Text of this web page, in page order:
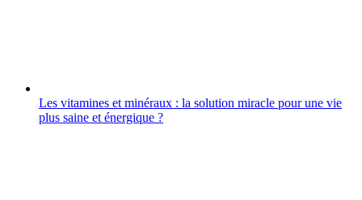
Les vitamines et minéraux : la solution miracle pour une vie
plus saine et énergique ?